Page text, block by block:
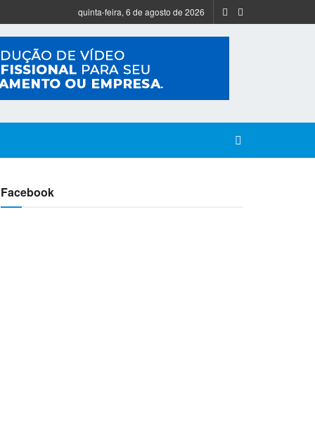
quinta-feira, 6 de agosto de 2026
Facebook